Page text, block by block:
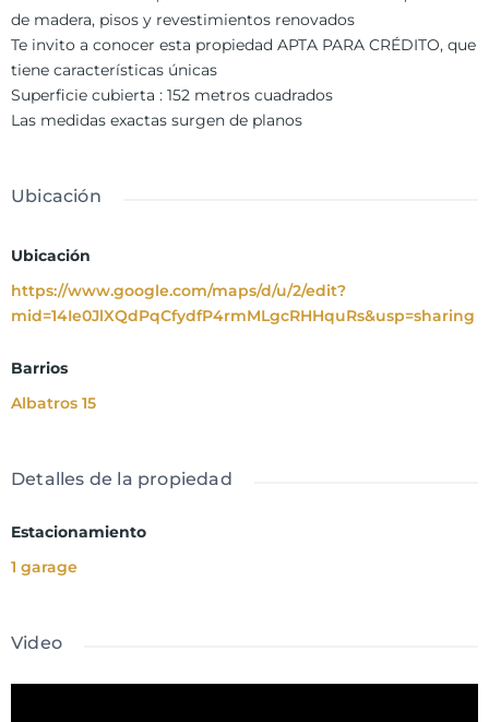
de madera, pisos y revestimientos renovados
Te invito a conocer esta propiedad APTA PARA CRÉDITO, que
tiene características únicas
Superficie cubierta : 152 metros cuadrados
Las medidas exactas surgen de planos
Ubicación
Ubicación
https://www.google.com/maps/d/u/2/edit?
mid=14Ie0JlXQdPqCfydfP4rmMLgcRHHquRs&usp=sharing
Barrios
Albatros 15
Detalles de la propiedad
Estacionamiento
1 garage
Video